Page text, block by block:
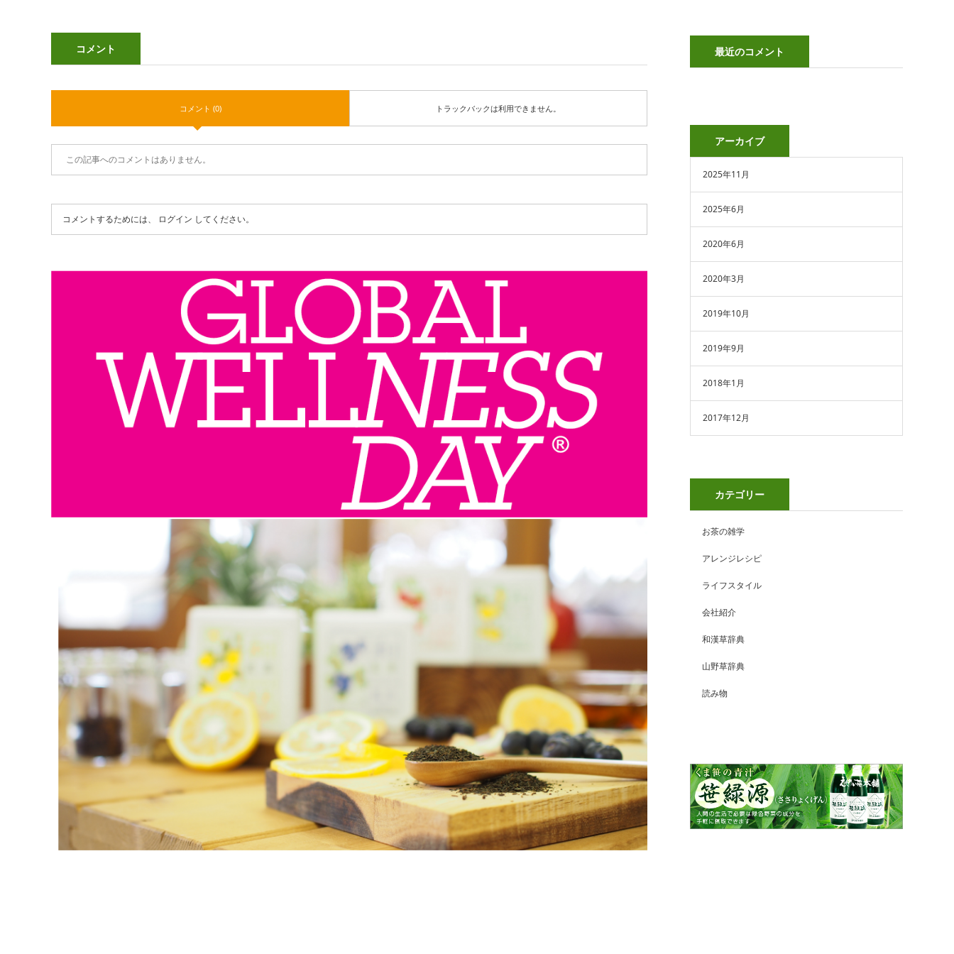
コメント
コメント (0) トラックバックは利用できません。
この記事へのコメントはありません。
コメントするためには、 ログイン してください。
最近のコメント
アーカイブ
2025年11月
2025年6月
2020年6月
2020年3月
2019年10月
2019年9月
2018年1月
2017年12月
カテゴリー
お茶の雑学
アレンジレシピ
ライフスタイル
会社紹介
和漢草辞典
山野草辞典
読み物